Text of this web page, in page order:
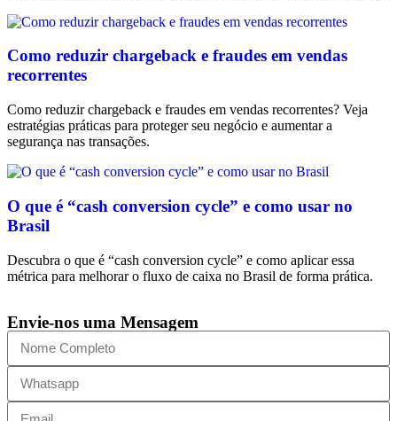
Como reduzir chargeback e fraudes em vendas
recorrentes
Como reduzir chargeback e fraudes em vendas recorrentes? Veja
estratégias práticas para proteger seu negócio e aumentar a
segurança nas transações.
O que é “cash conversion cycle” e como usar no
Brasil
Descubra o que é “cash conversion cycle” e como aplicar essa
métrica para melhorar o fluxo de caixa no Brasil de forma prática.
Envie-nos uma Mensagem